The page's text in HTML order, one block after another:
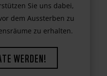
Sie uns dabei,
dem Aussterben zu
zu erhalten.
WERDEN!